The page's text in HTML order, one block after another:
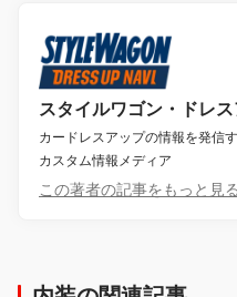
スタイルワゴン・ドレ
カードレスアップの情報を発信
カスタム情報メディア
この著者の記事をもっと見る